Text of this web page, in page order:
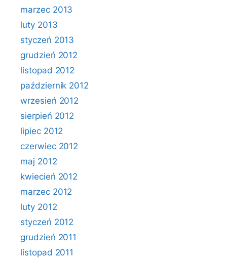
marzec 2013
luty 2013
styczeń 2013
grudzień 2012
listopad 2012
październik 2012
wrzesień 2012
sierpień 2012
lipiec 2012
czerwiec 2012
maj 2012
kwiecień 2012
marzec 2012
luty 2012
styczeń 2012
grudzień 2011
listopad 2011